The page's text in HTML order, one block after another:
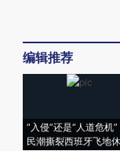
编辑推荐
“入侵”还是“人道危机”
民潮撕裂西班牙飞地